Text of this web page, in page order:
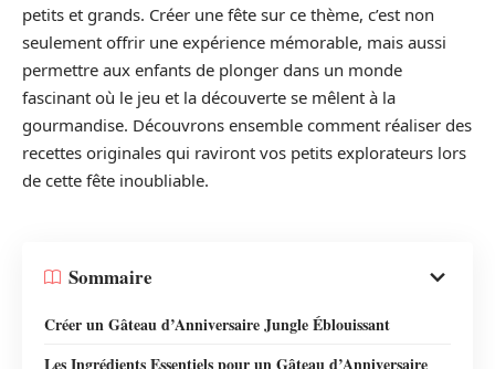
petits et grands. Créer une fête sur ce thème, c’est non
seulement offrir une expérience mémorable, mais aussi
permettre aux enfants de plonger dans un monde
fascinant où le jeu et la découverte se mêlent à la
gourmandise. Découvrons ensemble comment réaliser des
recettes originales qui raviront vos petits explorateurs lors
de cette fête inoubliable.
Sommaire
Créer un Gâteau d’Anniversaire Jungle Éblouissant
Les Ingrédients Essentiels pour un Gâteau d’Anniversaire